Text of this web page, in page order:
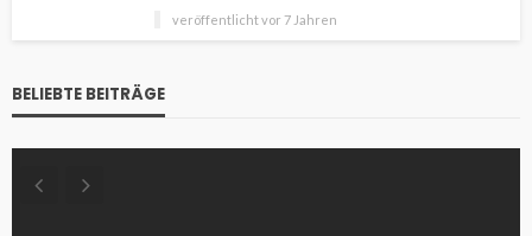
veröffentlicht vor 7 Jahren
BELIEBTE BEITRÄGE